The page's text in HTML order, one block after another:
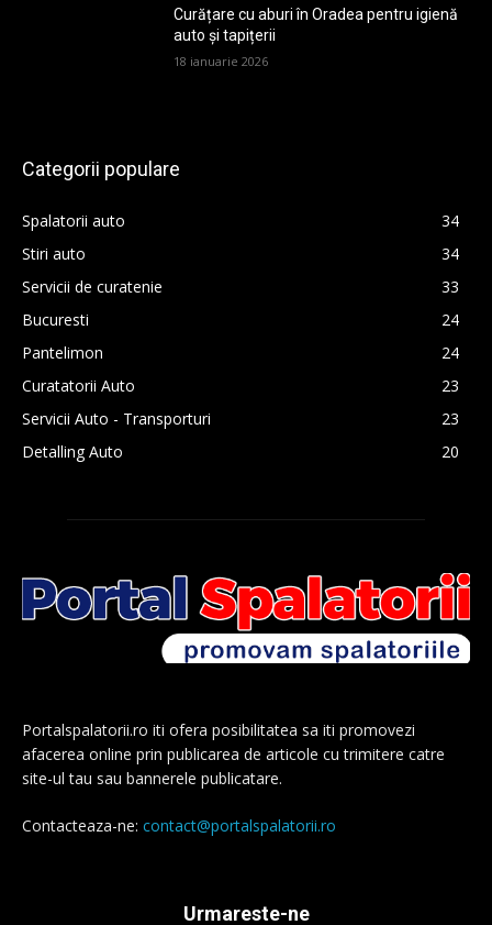
Curățare cu aburi în Oradea pentru igienă
auto și tapițerii
18 ianuarie 2026
Categorii populare
Spalatorii auto
34
Stiri auto
34
Servicii de curatenie
33
Bucuresti
24
Pantelimon
24
Curatatorii Auto
23
Servicii Auto - Transporturi
23
Detalling Auto
20
Portalspalatorii.ro iti ofera posibilitatea sa iti promovezi
afacerea online prin publicarea de articole cu trimitere catre
site-ul tau sau bannerele publicatare.
Contacteaza-ne: contact@portalspalatorii.ro
Urmareste-ne